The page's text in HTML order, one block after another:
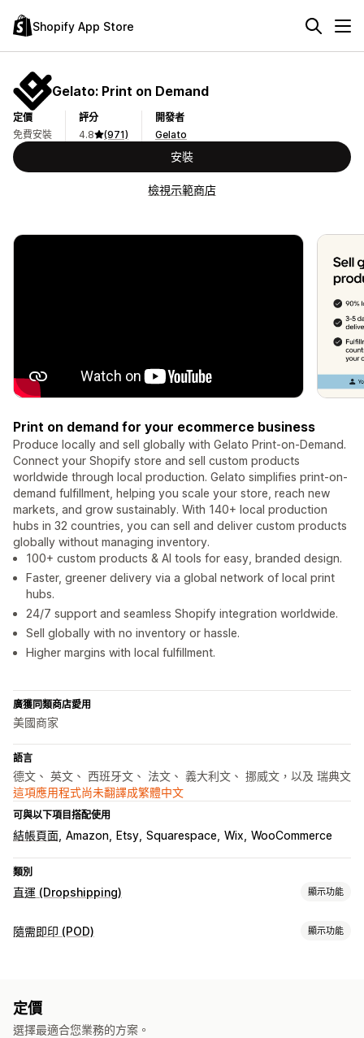
Shopify App Store
Gelato: Print on Demand
定價
免費安裝
評分
4.8
(971)
開發者
Gelato
安裝
檢視示範商店
Print on demand for your ecommerce business
Produce locally and sell globally with Gelato Print-on-Demand.
Connect your Shopify store and sell custom products
worldwide through local production. Gelato simplifies print-on-
demand fulfillment, helping you scale your store, reach new
markets, and grow sustainably. With 140+ local production
hubs in 32 countries, you can sell and deliver custom products
globally without managing inventory.
100+ custom products & AI tools for easy, branded design.
Faster, greener delivery via a global network of local print
hubs.
24/7 support and seamless Shopify integration worldwide.
Sell globally with no inventory or hassle.
Higher margins with local fulfillment.
廣獲同類商店愛用
美國商家
語言
德文、 英文、 西班牙文、 法文、 義大利文、 挪威文，以及 瑞典文
這項應用程式尚未翻譯成繁體中文
可與以下項目搭配使用
結帳頁面 Amazon Etsy Squarespace Wix WooCommerce
類別
直運 (Dropshipping) 顯示功能
可銷售商品
中國
新加坡
日本 智利 法國
隨需即印 (POD) 顯示功能
定價
選擇最適合您業務的方案。